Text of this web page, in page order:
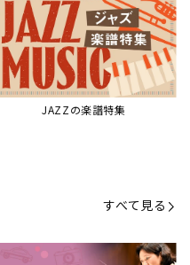
【第16回公開】ヨーロッパを拠点
に世界を駆けまわる阿部加奈子の
今に迫る
イブ＆トークレポート